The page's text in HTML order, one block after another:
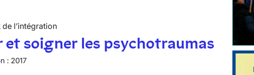
de l’intégration
soigner les psychotraumas
: 2017